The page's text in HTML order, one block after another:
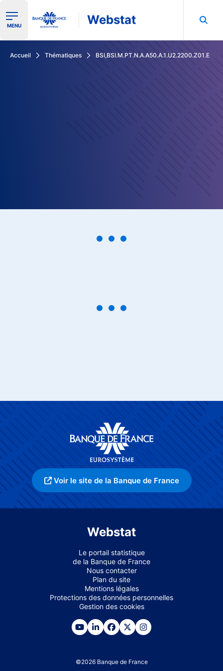
Ouvrir le menu de navigation
MENU Webstat
Accueil Thématiques BSI,BSI.M.PT.N.A.A50.A.1.U2.2200.Z01.E
Voir le site de la Banque de France
Webstat
Le portail statistique
de la Banque de France
Nous contacter
Plan du site
Mentions légales
Protections des données personnelles
Gestion des cookies
©2026 Banque de France